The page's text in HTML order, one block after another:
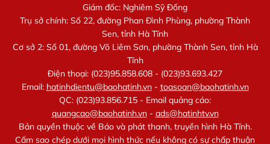
Giám đốc: Nghiêm Sỹ Đống
Trụ sở chính: Số 22, đường Phan Đình Phùng, phường Thành
Sen, tỉnh Hà Tĩnh
Cơ sở 2: Số 01, đường Võ Liêm Sơn, phường Thành Sen, tỉnh Hà
Tĩnh
Điện thoại: (023)95.858.608 - (023)93.693.427
Email: hatinhdientu@baohatinh.vn- toasoan@baohatinh.vn
QC: (023)93.856.715 - Email quảng cáo:
quangcao@baohatinh.vn- ads@hatinhtv.vn
Bản quyền thuộc về Báo và phát thanh, truyền hình Hà Tĩnh.
Cấm sao chép dưới mọi hình thức nếu không có sự chấp thuận